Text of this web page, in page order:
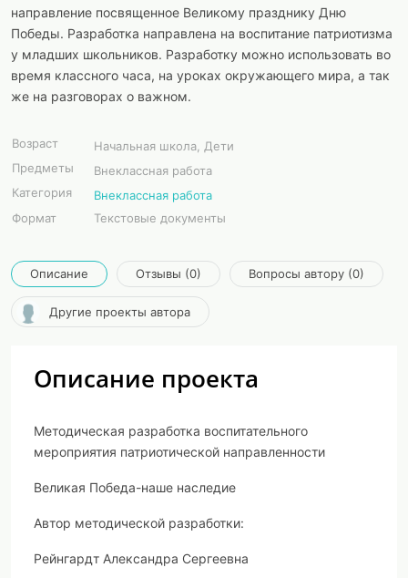
направление посвященное Великому празднику Дню
Победы. Разработка направлена на воспитание патриотизма
у младших школьников. Разработку можно использовать во
время классного часа, на уроках окружающего мира, а так
же на разговорах о важном.
Возраст
Начальная школа, Дети
Предметы
Внеклассная работа
Категория
Внеклассная работа
Формат
Текстовые документы
Описание Отзывы (0) Вопросы автору (0)
Другие проекты автора
Описание проекта
Методическая разработка воспитательного
мероприятия патриотической направленности
Великая Победа-наше наследие
Автор методической разработки:
Рейнгардт Александра Сергеевна